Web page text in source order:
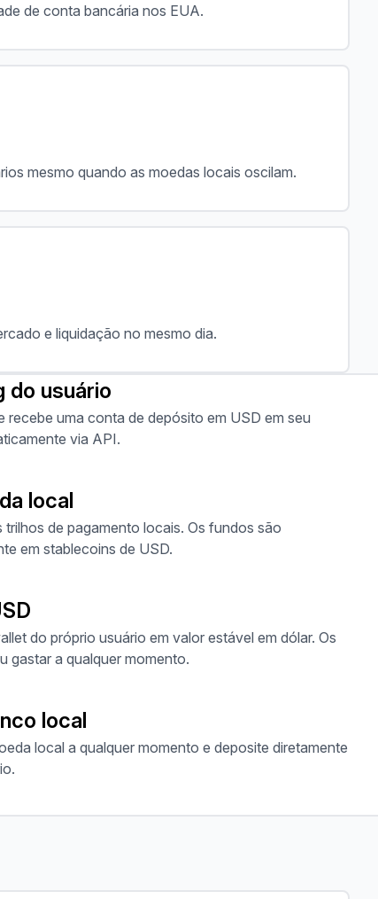
de conta bancária nos EUA.
mesmo quando as moedas locais oscilam.
e liquidação no mesmo dia.
do usuário
recebe uma conta de depósito em USD em seu
via API.
local
de pagamento locais. Os fundos são
em stablecoins de USD.
do próprio usuário em valor estável em dólar. Os
gastar a qualquer momento.
local
local a qualquer momento e deposite diretamente